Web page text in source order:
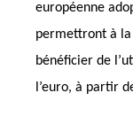
européenne
permettront à la
bénéficier de
l’euro, à partir